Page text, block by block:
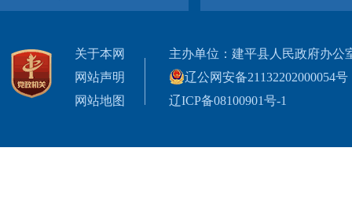
关于本网
网站声明
网站地图
主办单位：建平县人民政府办公
辽公网安备21132202000054号
辽ICP备08100901号-1